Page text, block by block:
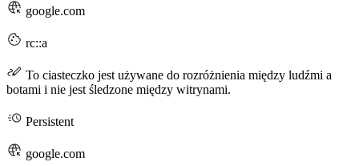
google.com
rc::a
To ciasteczko jest używane do rozróżnienia między ludźmi a
botami i nie jest śledzone między witrynami.
Persistent
google.com